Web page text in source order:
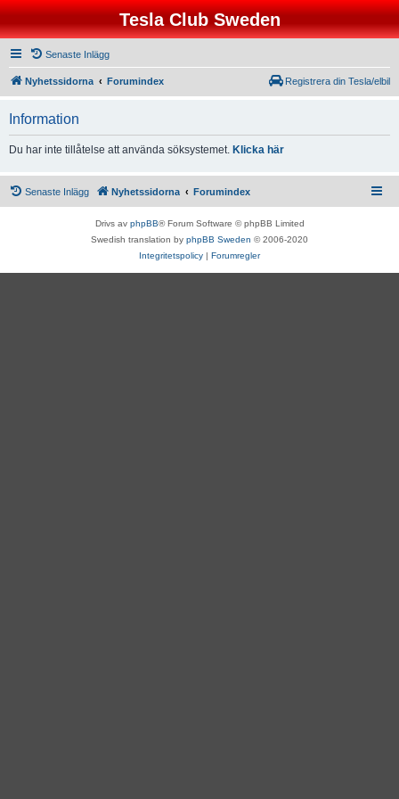
Tesla Club Sweden
Senaste Inlägg
Nyhetssidorna Forumindex Registrera din Tesla/elbil
Information
Du har inte tillåtelse att använda söksystemet. Klicka här
Senaste Inlägg Nyhetssidorna Forumindex
Drivs av phpBB® Forum Software © phpBB Limited
Swedish translation by phpBB Sweden © 2006-2020
Integritetspolicy | Forumregler